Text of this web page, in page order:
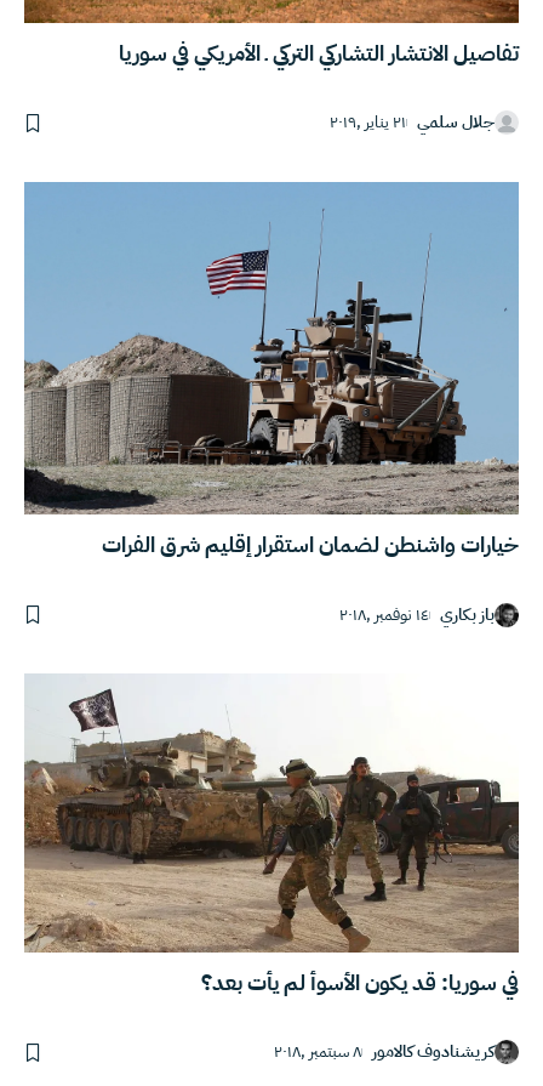
تفاصيل الانتشار التشاركي التركي ـ الأمريكي في سوريا
جلال سلمي ٢١ يناير ,٢٠١٩
خيارات واشنطن لضمان استقرار إقليم شرق الفرات
باز بكاري ١٤ نوفمبر ,٢٠١٨
في سوريا: قد يكون الأسوأ لم يأت بعد؟
كريشنادوف كالامور ٨ سبتمبر ,٢٠١٨